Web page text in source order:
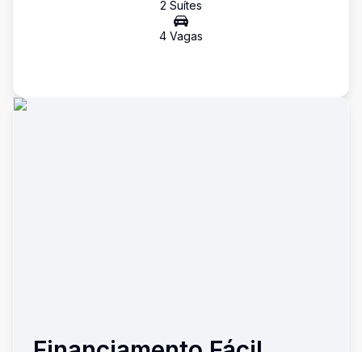
2 Suítes
4 Vagas